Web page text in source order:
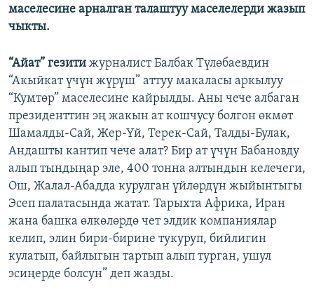
маселесине арналган талаштуу маселелерди жазып
чыкты.
“Айат” гезити журналист Балбак Түлөбаевдин
“Акыйкат үчүн жүрүш” аттуу макаласы аркылуу
“Кумтөр” маселесине кайрылды. Аны чече албаган
президенттин эң жакын ат кошчусу болгон өкмөт
Шамалды-Сай, Жер-Үй, Терек-Сай, Талды-Булак,
Андашты кантип чече алат? Бир ат үчүн Бабановду
алып тындыңар эле, 400 тонна алтындын келечеги,
Ош, Жалал-Абадда курулган үйлөрдүн жыйынтыгы
Эсеп палатасында жатат. Тарыхта Африка, Иран
жана башка өлкөлөрдө чет элдик компаниялар
келип, элин бири-бирине тукуруп, бийлигин
кулатып, байлыгын тартып алып турган, ушул
эсиңерде болсун” деп жазды.